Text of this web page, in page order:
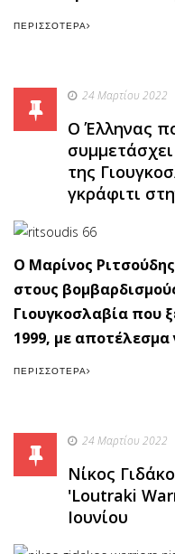
ΠΕΡΙΣΣΌΤΕΡΑ
24 Μαρτίου 2022
Ο Έλληνας
της
γκράφιτι
Ο Μαρίνος
στους
Γιουγκοσλαβία που
1999, με αποτέλεσμα
ΠΕΡΙΣΣΌΤΕΡΑ
24 Μαρτίου 2022
Νίκος
'Loutraki
Ιουνίου